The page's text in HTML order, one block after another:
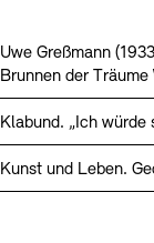
Uwe Greßmann
Brunnen der Träume
Klabund. „Ich würde
Kunst und Leben.